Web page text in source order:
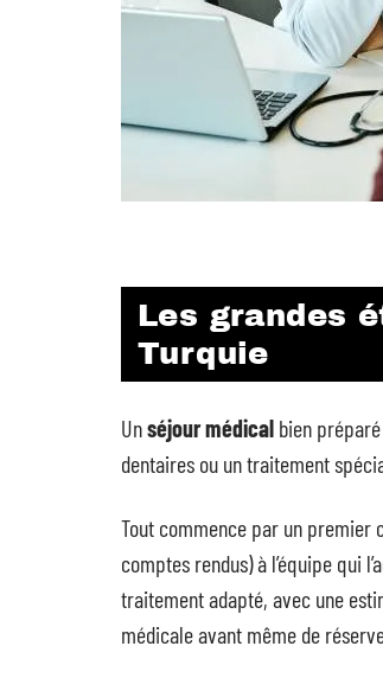
Les grandes
Turquie
Unséjour médical bien
dentaires ou un traitement
Tout commence par un premier
comptes rendus) à l’équipe qui
traitement adapté, avec une
médicale avant même de